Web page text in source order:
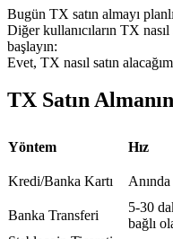
USDC Vadeli İşlemleri
USDC'yi teminat
Kopya Ticaret
Bugün TX satın almayı
Diğer kullanıcıların TX nasıl
başlayın:
Evet, TX nasıl satın
TX Satın
Yöntem Hız
Kredi/Banka Kartı Anında
Banka Transferi
5-30
bağlı